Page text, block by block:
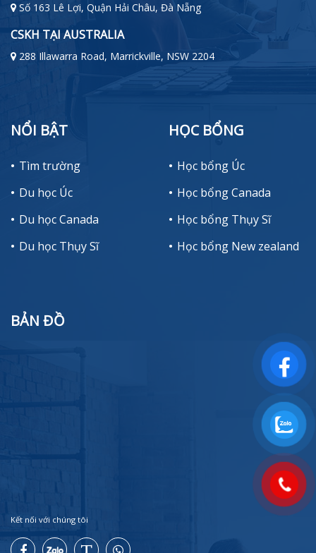
Số 163 Lê Lợi, Quận Hải Châu, Đà Nẵng
CSKH TẠI AUSTRALIA
288 Illawarra Road, Marrickville, NSW 2204
NỔI BẬT
Tìm trường
Du học Úc
Du học Canada
Du học Thụy Sĩ
HỌC BỔNG
Học bổng Úc
Học bổng Canada
Học bổng Thụy Sĩ
Học bổng New zealand
BẢN ĐỒ
Kết nối với chúng tôi